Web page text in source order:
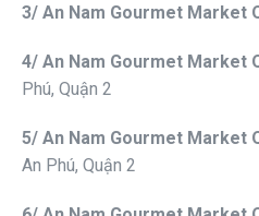
3/ An Nam Gourmet Market
4/ An Nam Gourmet Market
Phú, Quận 2
5/ An Nam Gourmet Market
An Phú, Quận 2